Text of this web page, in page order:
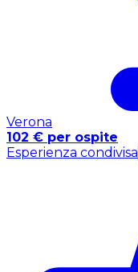
Verona
102 € per ospite
Esperienza condivisa